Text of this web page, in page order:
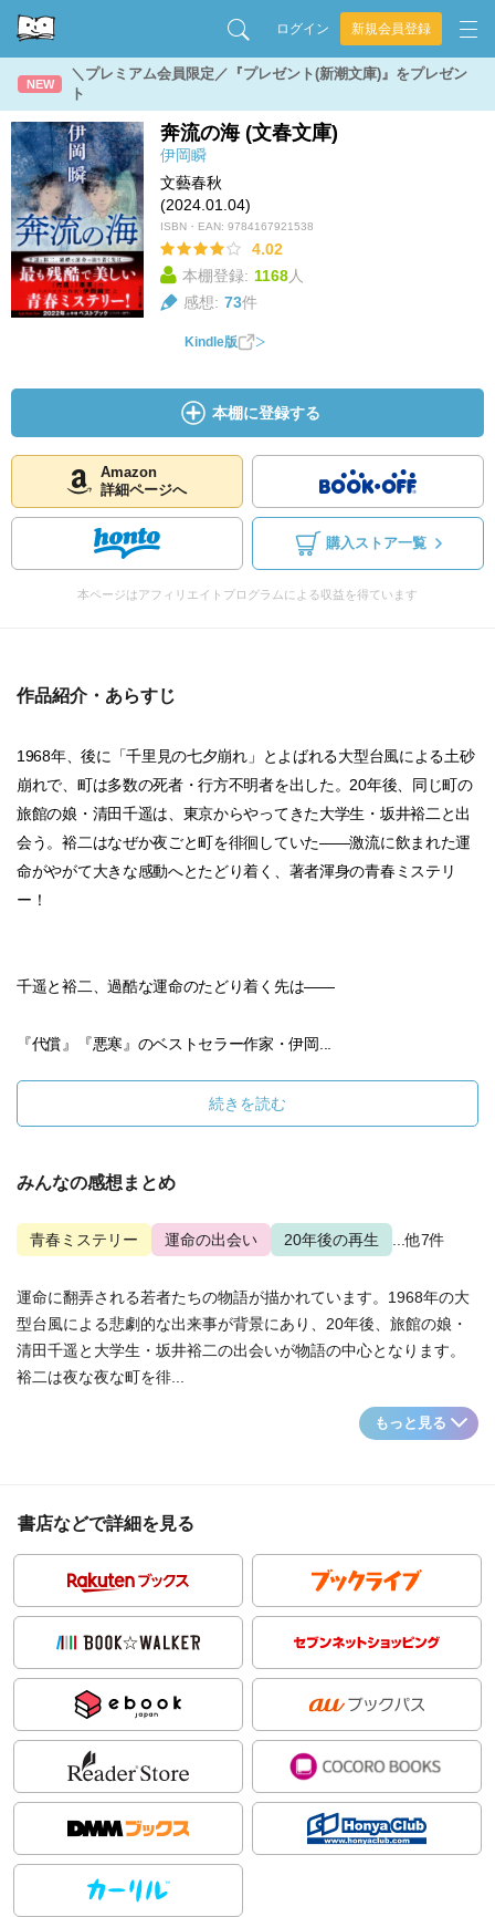
ログイン 新規会員登録
NEW
＼プレミアム会員限定／『プレゼント(新潮文庫)』をプレゼン
ト
奔流の海 (文春文庫)
伊岡瞬
文藝春秋
(2024.01.04)
ISBN・EAN: 9784167921538
4.02
本棚登録: 1168人
感想: 73件
Kindle版
本棚に登録する
Amazon
詳細ページへ
購入ストア一覧
本ページはアフィリエイトプログラムによる収益を得ています
作品紹介・あらすじ
1968年、後に「千里見の七夕崩れ」とよばれる大型台風による土砂
崩れで、町は多数の死者・行方不明者を出した。20年後、同じ町の
旅館の娘・清田千遥は、東京からやってきた大学生・坂井裕二と出
会う。裕二はなぜか夜ごと町を徘徊していた――激流に飲まれた運
命がやがて大きな感動へとたどり着く、著者渾身の青春ミステリ
ー！
千遥と裕二、過酷な運命のたどり着く先は――
『代償』『悪寒』のベストセラー作家・伊岡...
続きを読む
みんなの感想まとめ
青春ミステリー 運命の出会い 20年後の再生 ...他7件
運命に翻弄される若者たちの物語が描かれています。1968年の大
型台風による悲劇的な出来事が背景にあり、20年後、旅館の娘・
清田千遥と大学生・坂井裕二の出会いが物語の中心となります。
裕二は夜な夜な町を徘...
もっと見る
書店などで詳細を見る